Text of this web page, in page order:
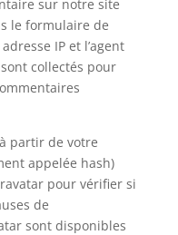
sur notre site
le formulaire de
IP et l’agent
collectés pour
partir de votre
appelée hash)
pour vérifier si
de
sont disponibles